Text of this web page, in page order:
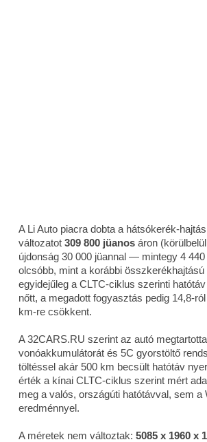
A Li Auto piacra dobta a hátsókerék-
változatot 309 800 jüanos áron
újdonság 30 000 jüannal — mintegy 4
olcsóbb, mint a korábbi
egyidejűleg a CLTC-ciklus szerinti
nőtt, a megadott fogyasztás pedig 14,8-
km-re csökkent.
A 32CARS.RU szerint az autó
vonóakkumulátorát és 5C gyorstöltő
töltéssel akár 500 km becsült hatótáv
érték a kínai CLTC-ciklus szerint mért
meg a valós, országúti hatótávval, sem a
eredménnyel.
A méretek nem változtak: 5085 x 1960 x